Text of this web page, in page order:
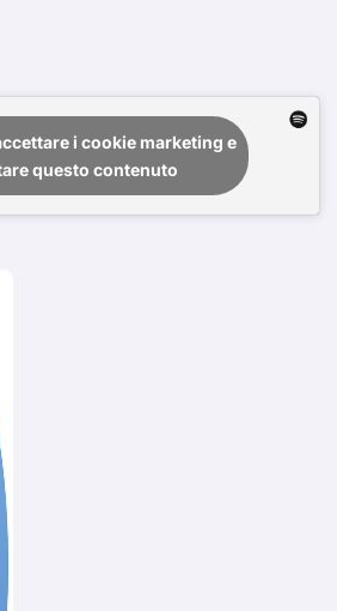
i cookie marketing e
questo contenuto